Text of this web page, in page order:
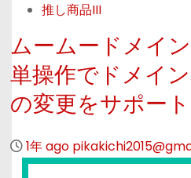
推し商品III
ムームードメイ
単操作でドメイ
の変更をサポート
1年 ago